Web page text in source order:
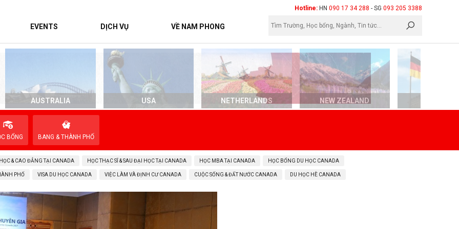
Hotline: HN 090 17 34 288 - SG 093 205 3388
EVENTS DỊCH VỤ VỀ NAM PHONG
AUSTRALIA USA NETHERLANDS NEW ZEALAND
BỔNG BANG & THÀNH PHỐ
& CAO ĐẲNG TẠI CANADA HỌC THẠC SĨ & SAU ĐẠI HỌC TẠI CANADA HỌC MBA TẠI CANADA HỌC BỔNG DU HỌC CANADA
PHỐ VISA DU HỌC CANADA VIỆC LÀM VÀ ĐỊNH CƯ CANADA CUỘC SỐNG & ĐẤT NƯỚC CANADA DU HỌC HÈ CANADA